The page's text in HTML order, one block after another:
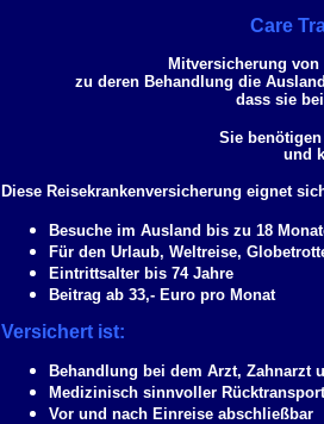
Care
Mitversicherung
zu deren Behandlung die
dass sie
Sie
und
Diese Reisekrankenversicherung eignet
Besuche im Ausland bis zu 18
Für den Urlaub, Weltreise,
Eintrittsalter bis 74 Jahre
Beitrag ab 33,- Euro pro Monat
Versichert ist:
Behandlung bei dem Arzt, Zahnarzt
Medizinisch sinnvoller
Vor und nach Einreise abschließbar